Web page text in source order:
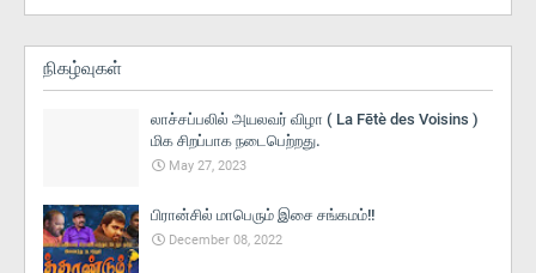
நிகழ்வுகள்
லாச்சப்பலில் அயலவர் விழா ( La Fētè des Voisins )
மிக சிறப்பாக நடைபெற்றது.
May 27, 2023
பிரான்சில் மாபெரும் இசை சங்கமம்!!
December 08, 2022